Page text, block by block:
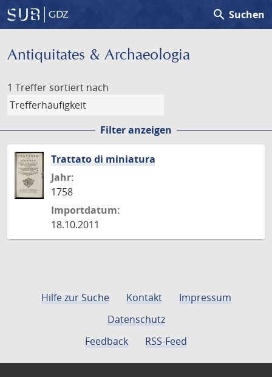
GDZ search Suchen
Antiquitates & Archaeologia
1 Treffer sortiert nach
Filter anzeigen
Trattato di miniatura
Jahr:
1758
Importdatum:
18.10.2011
Hilfe zur Suche Kontakt
Impressum
Datenschutz
Feedback
RSS-Feed